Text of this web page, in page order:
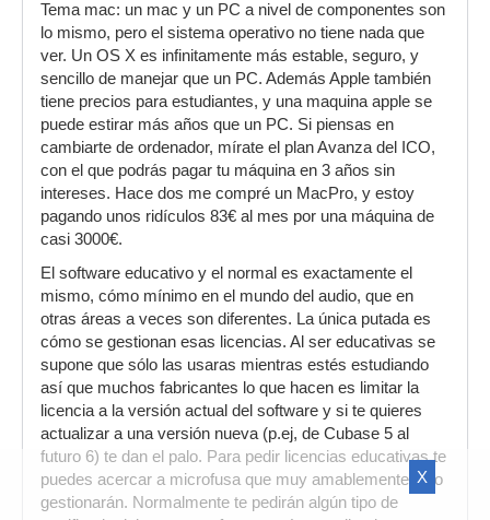
Tema mac: un mac y un PC a nivel de componentes son
lo mismo, pero el sistema operativo no tiene nada que
ver. Un OS X es infinitamente más estable, seguro, y
sencillo de manejar que un PC. Además Apple también
tiene precios para estudiantes, y una maquina apple se
puede estirar más años que un PC. Si piensas en
cambiarte de ordenador, mírate el plan Avanza del ICO,
con el que podrás pagar tu máquina en 3 años sin
intereses. Hace dos me compré un MacPro, y estoy
pagando unos ridículos 83€ al mes por una máquina de
casi 3000€.
El software educativo y el normal es exactamente el
mismo, cómo mínimo en el mundo del audio, que en
otras áreas a veces son diferentes. La única putada es
cómo se gestionan esas licencias. Al ser educativas se
supone que sólo las usaras mientras estés estudiando
así que muchos fabricantes lo que hacen es limitar la
licencia a la versión actual del software y si te quieres
actualizar a una versión nueva (p.ej, de Cubase 5 al
futuro 6) te dan el palo. Para pedir licencias educativas te
puedes acercar a microfusa que muy amablemente te lo
gestionarán. Normalmente te pedirán algún tipo de
X